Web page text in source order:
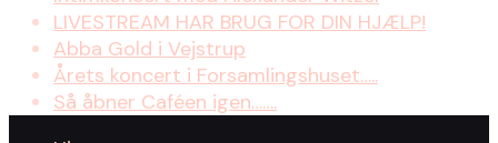
LIVESTREAM HAR BRUG FOR DIN HJÆLP!
Abba Gold i Vejstrup
Årets koncert i Forsamlingshuset…..
Så åbner Caféen igen…….